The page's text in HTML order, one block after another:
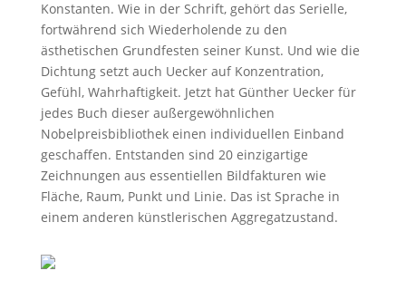
Konstanten. Wie in der Schrift, gehört das Serielle,
fortwährend sich Wiederholende zu den
ästhetischen Grundfesten seiner Kunst. Und wie die
Dichtung setzt auch Uecker auf Konzentration,
Gefühl, Wahrhaftigkeit. Jetzt hat Günther Uecker für
jedes Buch dieser außergewöhnlichen
Nobelpreisbibliothek einen individuellen Einband
geschaffen. Entstanden sind 20 einzigartige
Zeichnungen aus essentiellen Bildfakturen wie
Fläche, Raum, Punkt und Linie. Das ist Sprache in
einem anderen künstlerischen Aggregatzustand.